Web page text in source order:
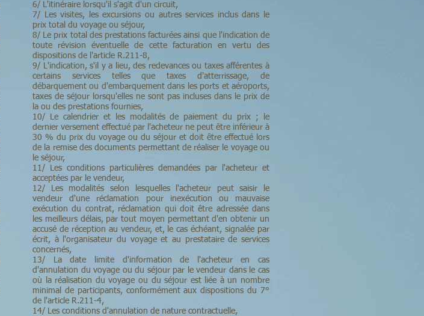
6/ L'itinéraire lorsqu'il s'agit d'un circuit,
7/ Les visites, les excursions ou autres services inclus dans le
prix total du voyage ou séjour,
8/ Le prix total des prestations facturées ainsi que l'indication de
toute révision éventuelle de cette facturation en vertu des
dispositions de l'article R.211-8,
9/ L'indication, s'il y a lieu, des redevances ou taxes afférentes à
certains services telles que taxes d'atterrissage, de
débarquement ou d'embarquement dans les ports et aéroports,
taxes de séjour lorsqu'elles ne sont pas incluses dans le prix de
la ou des prestations fournies,
10/ Le calendrier et les modalités de paiement du prix ; le
dernier versement effectué par l'acheteur ne peut être inférieur à
30 % du prix du voyage ou du séjour et doit être effectué lors
de la remise des documents permettant de réaliser le voyage ou
le séjour,
11/ Les conditions particulières demandées par l'acheteur et
acceptées par le vendeur,
12/ Les modalités selon lesquelles l'acheteur peut saisir le
vendeur d'une réclamation pour inexécution ou mauvaise
exécution du contrat, réclamation qui doit être adressée dans
les meilleurs délais, par tout moyen permettant d'en obtenir un
accusé de réception au vendeur, et, le cas échéant, signalée par
écrit, à l'organisateur du voyage et au prestataire de services
concernés,
13/ La date limite d'information de l'acheteur en cas
d'annulation du voyage ou du séjour par le vendeur dans le cas
où la réalisation du voyage ou du séjour est liée à un nombre
minimal de participants, conformément aux dispositions du 7°
de l'article R.211-4,
14/ Les conditions d'annulation de nature contractuelle,